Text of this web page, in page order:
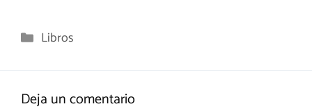
Categorías
Libros
Deja un comentario